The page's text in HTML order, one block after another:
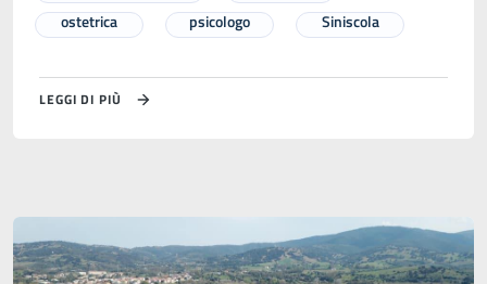
ostetrica
psicologo Siniscola
LEGGI DI PIÙ